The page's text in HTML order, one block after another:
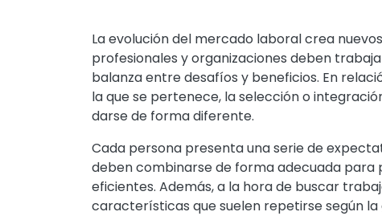
La evolución del mercado laboral crea
profesionales y organizaciones deben
balanza entre desafíos y beneficios. En
la que se pertenece, la selección o
darse de forma diferente.
Cada persona presenta una serie de
deben combinarse de forma adecuada
eficientes. Además, a la hora de buscar
características que suelen repetirse según